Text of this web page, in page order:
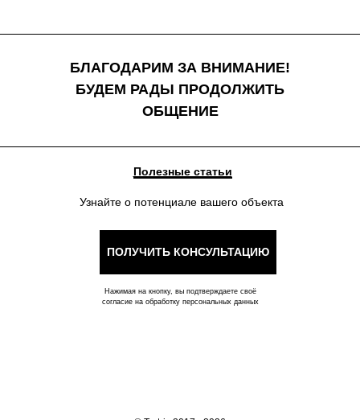
БЛАГОДАРИМ ЗА ВНИМАНИЕ!
БУДЕМ РАДЫ ПРОДОЛЖИТЬ
ОБЩЕНИЕ
Узнайте о потенциале вашего объекта
ПОЛУЧИТЬ КОНСУЛЬТАЦИЮ
Нажимая на кнопку, вы подтверждаете своё
согласие на обработку персональных данных
Полезные статьи